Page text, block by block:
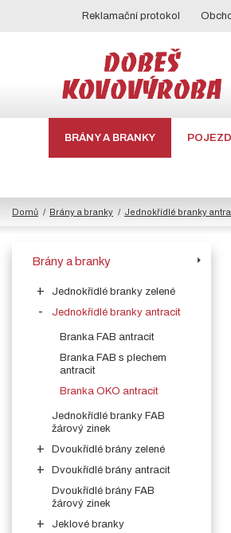
Reklamační protokol
BRÁNY A BRANKY
Domů Brány a branky Jednokřídlé branky
Brány a branky
Jednokřídlé branky zelené
Jednokřídlé branky antracit
Branka FAB antracit
Branka FAB s plechem
antracit
Branka OKO antracit
Jednokřídlé branky FAB
žárový zinek
Dvoukřídlé brány zelené
Dvoukřídlé brány antracit
Dvoukřídlé brány FAB
žárový zinek
Jeklové branky